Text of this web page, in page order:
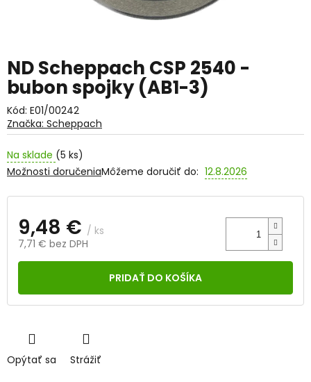
ND Scheppach CSP 2540 -
bubon spojky (AB1-3)
Kód: E01/00242
Na sklade (5 ks)
Môžeme doručiť do: 12.8.2026
Možnosti doručenia
9,48 € / ks
7,71 € bez DPH
Jednotková
PRIDAŤ DO KOŠÍKA
Opýtať sa Strážiť
Značka: Scheppach